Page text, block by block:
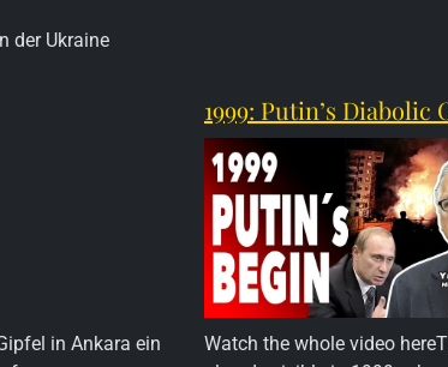
der Ukraine
in Ankara ein
1999: Putin’s Diabolic
Watch the whole video